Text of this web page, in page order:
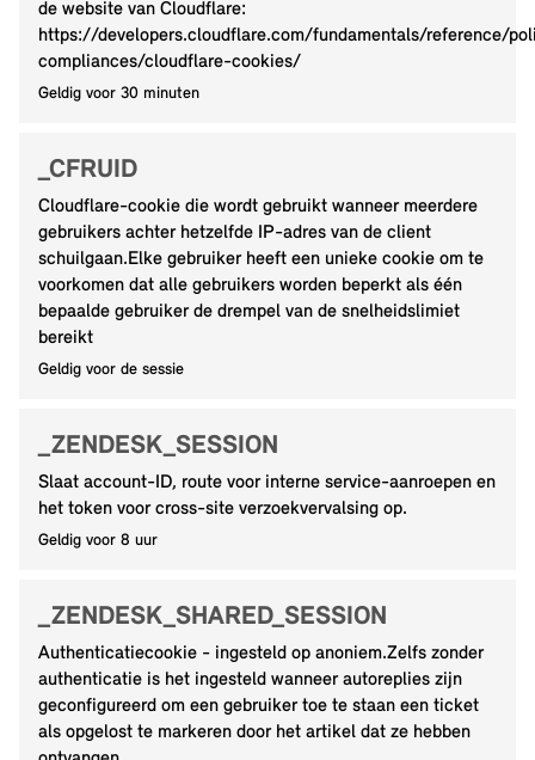
de website van Cloudflare:
https://developers.cloudflare.com/fundamentals/reference/
compliances/cloudflare-cookies/
Geldig voor 30 minuten
_CFRUID
Cloudflare-cookie die wordt gebruikt wanneer meerdere
gebruikers achter hetzelfde IP-adres van de client
schuilgaan.Elke gebruiker heeft een unieke cookie om te
voorkomen dat alle gebruikers worden beperkt als één
bepaalde gebruiker de drempel van de snelheidslimiet
bereikt
Geldig voor de sessie
_ZENDESK_SESSION
Slaat account-ID, route voor interne service-aanroepen en
het token voor cross-site verzoekvervalsing op.
Geldig voor 8 uur
_ZENDESK_SHARED_SESSION
Authenticatiecookie - ingesteld op anoniem.Zelfs zonder
authenticatie is het ingesteld wanneer autoreplies zijn
geconfigureerd om een gebruiker toe te staan een ticket
als opgelost te markeren door het artikel dat ze hebben